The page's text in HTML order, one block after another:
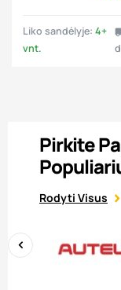
Liko sandėlyje: 4+
vnt.
Pirkite
Rodyti Visus